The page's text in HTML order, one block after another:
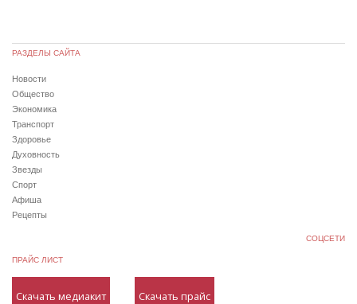
РАЗДЕЛЫ САЙТА
Новости
Общество
Экономика
Транспорт
Здоровье
Духовность
Звезды
Спорт
Афиша
Рецепты
СОЦСЕТИ
ПРАЙС ЛИСТ
Скачать медиакит Скачать прайс